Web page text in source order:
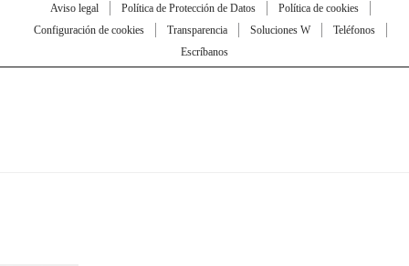
Aviso legal Política de Protección de Datos
Política de cookies
Configuración de cookies
Transparencia Soluciones W
Teléfonos
Escríbanos